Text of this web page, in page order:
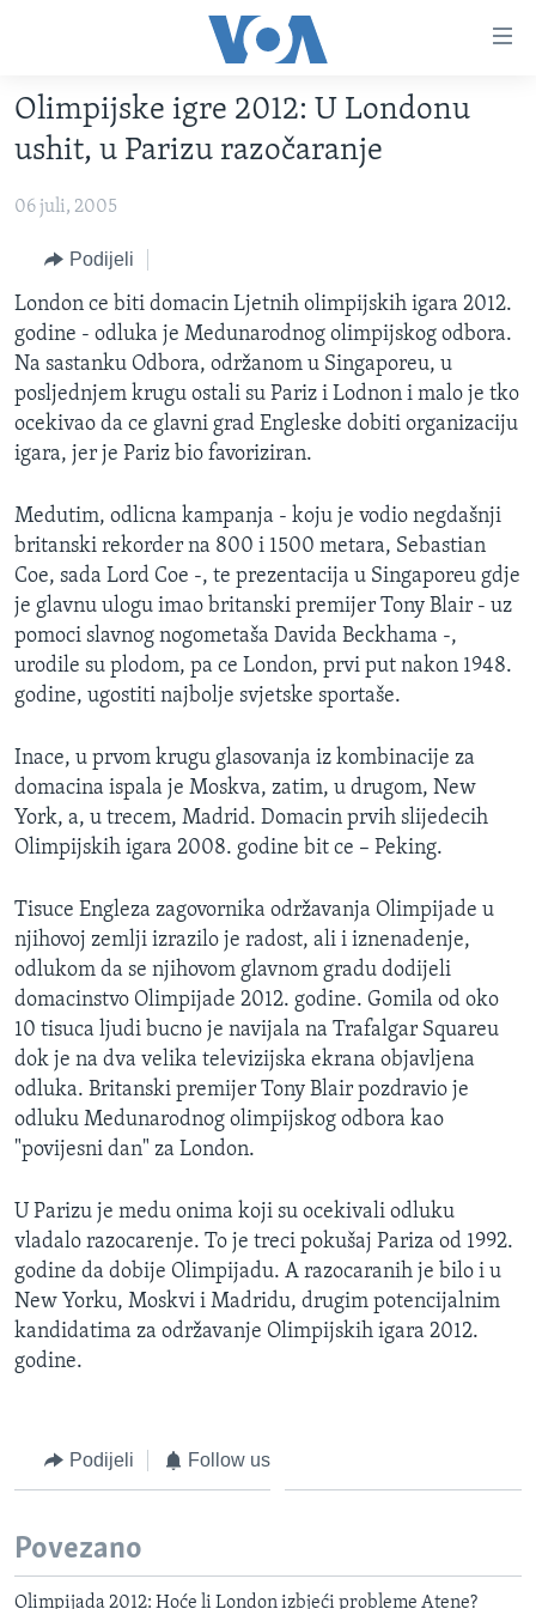
glavni
sadržaj
na
navigaciju
Idi
na
pretragu
TV PROGRAM
FOTOGRAFIJE DANA
VIJESTI
SJEDINJENE AMERIČKE DRŽAVE
BOSNA I HERCEGOVINA
SVIJET
NAUKA I TEHNOLOGIJA
SPECIJALNI PROJEKTI
KORUPCIJA
SLOBODA MEDIJA
ŽENSKA STRANA
IZBJEGLIČKA STRANA
MAGAZIN
O GLASU AMERIKE
Learning English
Jezici
Olimpijske igre 2012: U Londonu
ushit, u Parizu razočaranje
06 juli, 2005
Podijeli
London ce biti domacin Ljetnih olimpijskih igara 2012.
godine - odluka je Medunarodnog olimpijskog odbora.
Na sastanku Odbora, održanom u Singaporeu, u
posljednjem krugu ostali su Pariz i Lodnon i malo je tko
ocekivao da ce glavni grad Engleske dobiti organizaciju
igara, jer je Pariz bio favoriziran.
Medutim, odlicna kampanja - koju je vodio negdašnji
britanski rekorder na 800 i 1500 metara, Sebastian
Coe, sada Lord Coe -, te prezentacija u Singaporeu gdje
je glavnu ulogu imao britanski premijer Tony Blair - uz
pomoci slavnog nogometaša Davida Beckhama -,
urodile su plodom, pa ce London, prvi put nakon 1948.
godine, ugostiti najbolje svjetske sportaše.
Inace, u prvom krugu glasovanja iz kombinacije za
domacina ispala je Moskva, zatim, u drugom, New
York, a, u trecem, Madrid. Domacin prvih slijedecih
Olimpijskih igara 2008. godine bit ce – Peking.
Tisuce Engleza zagovornika održavanja Olimpijade u
njihovoj zemlji izrazilo je radost, ali i iznenadenje,
odlukom da se njihovom glavnom gradu dodijeli
domacinstvo Olimpijade 2012. godine. Gomila od oko
10 tisuca ljudi bucno je navijala na Trafalgar Squareu
dok je na dva velika televizijska ekrana objavljena
odluka. Britanski premijer Tony Blair pozdravio je
odluku Medunarodnog olimpijskog odbora kao
"povijesni dan" za London.
U Parizu je medu onima koji su ocekivali odluku
vladalo razocarenje. To je treci pokušaj Pariza od 1992.
godine da dobije Olimpijadu. A razocaranih je bilo i u
New Yorku, Moskvi i Madridu, drugim potencijalnim
kandidatima za održavanje Olimpijskih igara 2012.
godine.
Podijeli Follow us
Povezano
Olimpijada 2012: Hoće li London izbjeći probleme Atene?